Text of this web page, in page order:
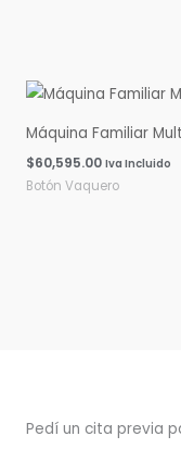
Máquina Familiar
$60,595.00 Iva Incluido
Botón Vaquero
Pedí un cita previa